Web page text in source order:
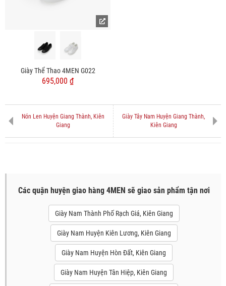
Giày Thể Thao 4MEN G022
695,000 ₫
Nón Len Huyện Giang Thành, Kiên
Giang
Giày Tây Nam Huyện Giang Thành,
Kiên Giang
Các quận huyện giao hàng 4MEN sẽ giao sản phẩm tận nơi
Giày Nam Thành Phố Rạch Giá, Kiên Giang
Giày Nam Huyện Kiên Lương, Kiên Giang
Giày Nam Huyện Hòn Đất, Kiên Giang
Giày Nam Huyện Tân Hiệp, Kiên Giang